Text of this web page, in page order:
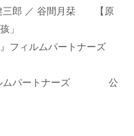
三郎 ／ 谷間月栞 【原
」
フィルムパートナーズ
ィルムパートナーズ 公